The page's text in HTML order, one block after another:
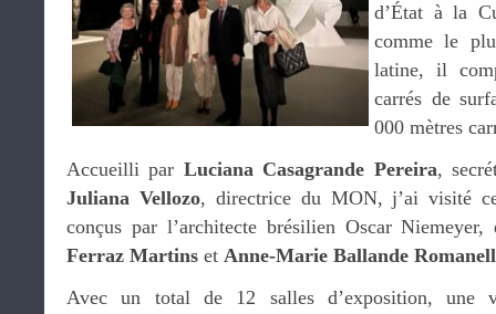
d’État à la
comme le
latine, il
carrés de
000 mètres
Accueilli par Luciana Casagrande Pereira,
Juliana Vellozo, directrice du MON, j’ai visité
conçus par l’architecte brésilien Oscar Niemeyer,
Ferraz Martins et Anne-Marie Ballande
Avec un total de 12 salles d’exposition, une